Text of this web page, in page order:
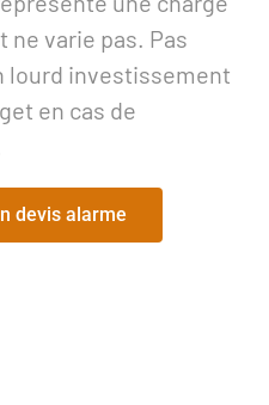
varie pas. Pas
lourd investissement
en cas de
devis alarme